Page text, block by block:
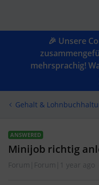
🎉 Unsere
mehrsprachig!
Gehalt &
ANSWERED
Minijob richtig
Forum|Forum|1 year ago